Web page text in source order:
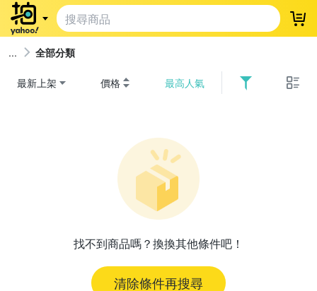
登
全部分類
最新上架 價格 最高人氣
找不到商品嗎？換換其他條件吧！
清除條件再搜尋